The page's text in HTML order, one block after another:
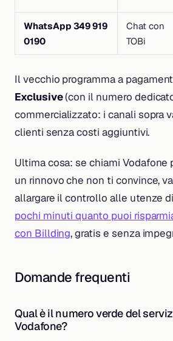
WhatsApp 349 919
0190
Chat con
TOBi
Il vecchio programma a
Exclusive(con il numero
commercializzato: i canali sopra
clienti senza costi aggiuntivi.
Ultima cosa: se chiami Vodafone
un rinnovo che non ti convince,
allargare il controllo alle utenze
pochi minuti quanto puoi
con Billding, gratis e senza
Domande frequenti
Qual è il numero verde del
Vodafone?